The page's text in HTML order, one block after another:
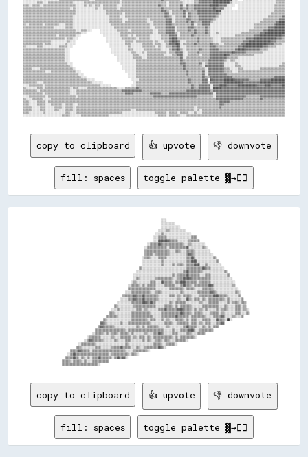
copy to clipboard 👍 upvote 👎 downvote
fill: spaces toggle palette ▓→✊🏽
copy to clipboard 👍 upvote 👎 downvote
fill: spaces toggle palette ▓→✊🏽